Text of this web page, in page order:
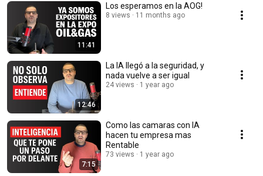
11:41
Los esperamos en la AOG!
8 views 11 months ago
12:46
La IA llegó a la seguridad, y
nada vuelve a ser igual
24 views 1 year ago
7:15
Como las camaras con IA
hacen tu empresa mas
Rentable
73 views 1 year ago